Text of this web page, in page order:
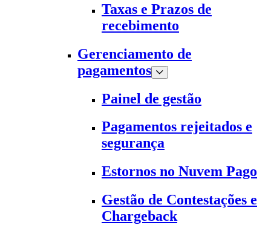
Taxas e Prazos de
recebimento
Gerenciamento de
pagamentos
Painel de gestão
Pagamentos rejeitados e
segurança
Estornos no Nuvem Pago
Gestão de Contestações e
Chargeback